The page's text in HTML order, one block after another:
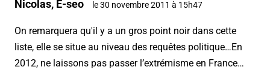
Nicolas, E-seo le 30 novembre 2011 à 15h47
On remarquera qu'il y a un gros point noir dans cette
liste, elle se situe au niveau des requêtes politique…En
2012, ne laissons pas passer l’extrémisme en France…